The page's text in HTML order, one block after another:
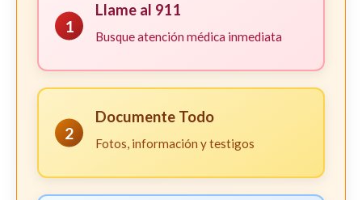
1
Llame al 911
Busque atención médica inmediata
2
Documente Todo
Fotos, información y testigos